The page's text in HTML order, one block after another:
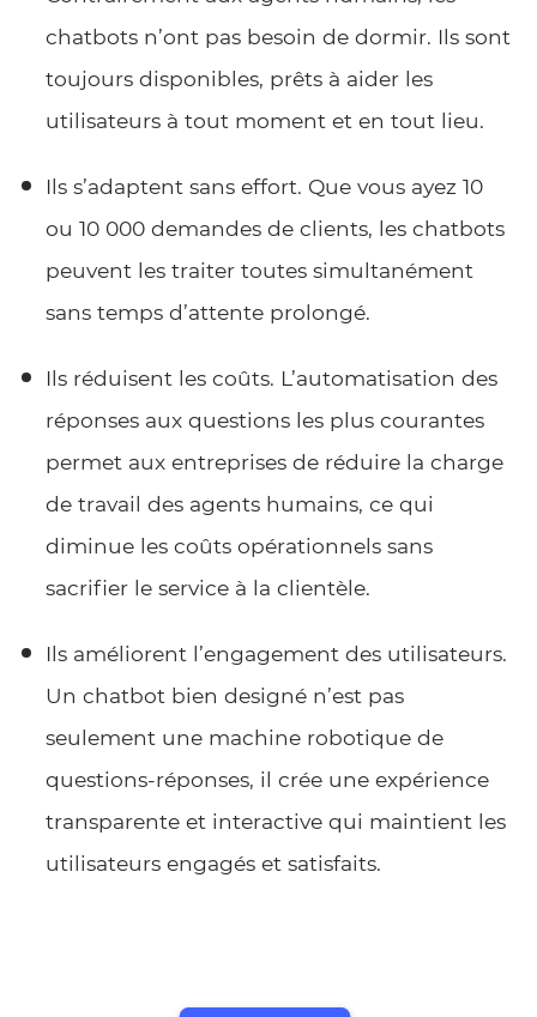
chatbots n’ont pas besoin de dormir. Ils sont
toujours disponibles, prêts à aider les
utilisateurs à tout moment et en tout lieu.
Ils s’adaptent sans effort. Que vous ayez 10
ou 10 000 demandes de clients, les chatbots
peuvent les traiter toutes simultanément
sans temps d’attente prolongé.
Ils réduisent les coûts. L’automatisation des
réponses aux questions les plus courantes
permet aux entreprises de réduire la charge
de travail des agents humains, ce qui
diminue les coûts opérationnels sans
sacrifier le service à la clientèle.
Ils améliorent l’engagement des utilisateurs.
Un chatbot bien designé n’est pas
seulement une machine robotique de
questions-réponses, il crée une expérience
transparente et interactive qui maintient les
utilisateurs engagés et satisfaits.